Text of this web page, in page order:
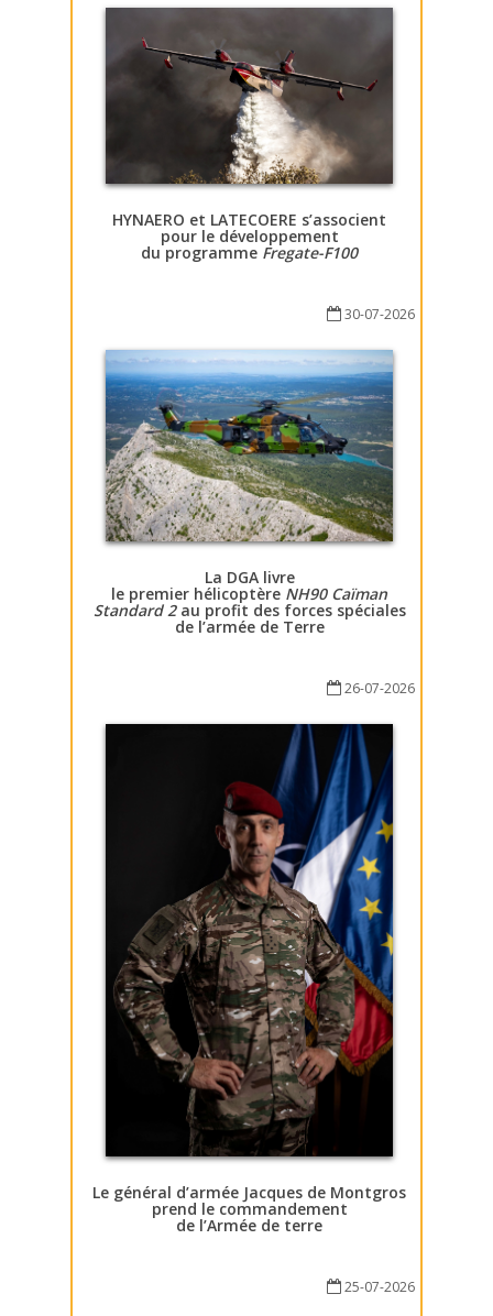
HYNAERO et LATECOERE s’associent
pour le développement
du programme Fregate-F100
30-07-2026
La DGA livre
le premier hélicoptère NH90 Caïman
Standard 2au profit des forces spéciales
de l’armée de Terre
26-07-2026
Le général d’armée Jacques de Montgros
prend le commandement
de l’Armée de terre
25-07-2026